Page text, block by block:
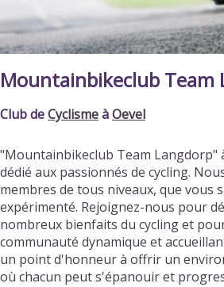
Mountainbikeclub Team
Club deCyclismeàOevel
"Mountainbikeclub Team Langdorp"
dédié aux passionnés de cycling.
membres de tous niveaux, que vous
expérimenté. Rejoignez-nous pour
nombreux bienfaits du cycling et
communauté dynamique et
un point d'honneur à offrir un
où chacun peut s'épanouir et